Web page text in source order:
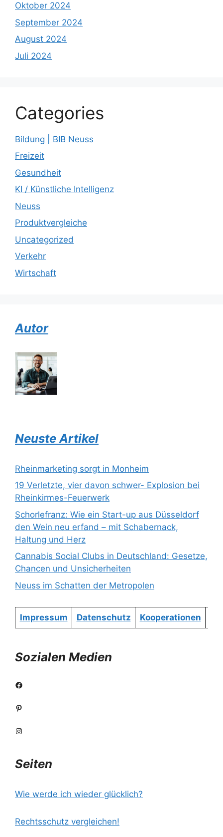
Oktober 2024
September 2024
August 2024
Juli 2024
Categories
Bildung | BIB Neuss
Freizeit
Gesundheit
KI / Künstliche Intelligenz
Neuss
Produktvergleiche
Uncategorized
Verkehr
Wirtschaft
Autor
Neuste Artikel
Rheinmarketing sorgt in Monheim
19 Verletzte, vier davon schwer- Explosion bei
Rheinkirmes-Feuerwerk
Schorlefranz: Wie ein Start-up aus Düsseldorf
den Wein neu erfand – mit Schabernack,
Haltung und Herz
Cannabis Social Clubs in Deutschland: Gesetze,
Chancen und Unsicherheiten
Neuss im Schatten der Metropolen
Impressum Datenschutz Kooperationen
Sozialen Medien
Facebook
Pinterest
Instagram
Seiten
Wie werde ich wieder glücklich?
Rechtsschutz vergleichen!